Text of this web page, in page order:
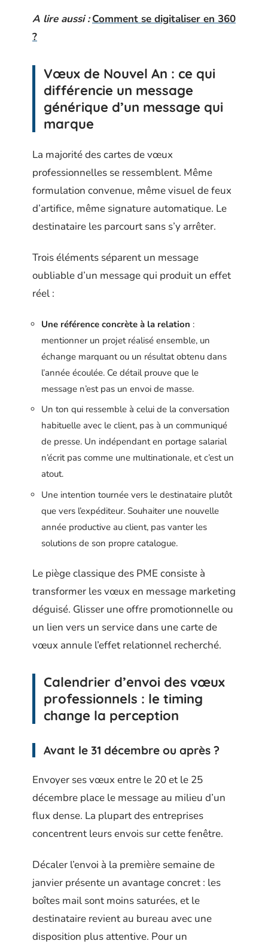
A lire aussi : Comment se digitaliser en 360
?
Vœux de Nouvel An : ce qui
différencie un message
générique d’un message qui
marque
La majorité des cartes de vœux
professionnelles se ressemblent. Même
formulation convenue, même visuel de feux
d’artifice, même signature automatique. Le
destinataire les parcourt sans s’y arrêter.
Trois éléments séparent un message
oubliable d’un message qui produit un effet
réel :
Une référence concrète à la relation :
mentionner un projet réalisé ensemble, un
échange marquant ou un résultat obtenu dans
l’année écoulée. Ce détail prouve que le
message n’est pas un envoi de masse.
Un ton qui ressemble à celui de la conversation
habituelle avec le client, pas à un communiqué
de presse. Un indépendant en portage salarial
n’écrit pas comme une multinationale, et c’est un
atout.
Une intention tournée vers le destinataire plutôt
que vers l’expéditeur. Souhaiter une nouvelle
année productive au client, pas vanter les
solutions de son propre catalogue.
Le piège classique des PME consiste à
transformer les vœux en message marketing
déguisé. Glisser une offre promotionnelle ou
un lien vers un service dans une carte de
vœux annule l’effet relationnel recherché.
Calendrier d’envoi des vœux
professionnels : le timing
change la perception
Avant le 31 décembre ou après ?
Envoyer ses vœux entre le 20 et le 25
décembre place le message au milieu d’un
flux dense. La plupart des entreprises
concentrent leurs envois sur cette fenêtre.
Décaler l’envoi à la première semaine de
janvier présente un avantage concret : les
boîtes mail sont moins saturées, et le
destinataire revient au bureau avec une
disposition plus attentive. Pour un